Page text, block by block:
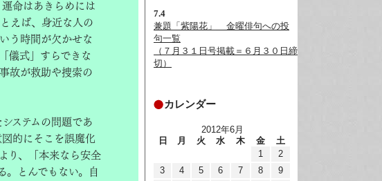
命はあきらめには
えば、身近な人の
う時間が欠かせな
儀式」すらできな
故が救助や捜索の
ステムの問題であ
的にそこを誤魔化
り、「本来なら安全
。とんでもない。自
7.4
兼題「紫陽花」__金曜俳句への投
句一覧
（７月３１日号掲載＝６月３０日締
切）
カレンダー
2012年6月
日
月 火 水 木 金 土
1
2
3
4 5 6 7 8
9